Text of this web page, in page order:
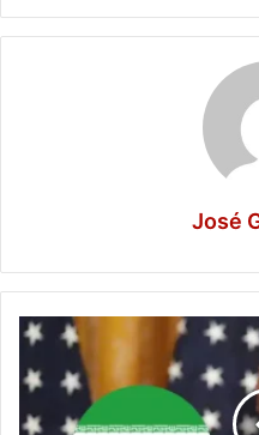
José
Trump
enfría
expectativas
acuerdo